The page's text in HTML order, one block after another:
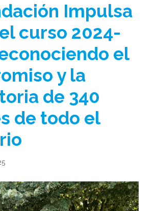
Impulsa
curso 2024-
el
y la
de 340
de todo el